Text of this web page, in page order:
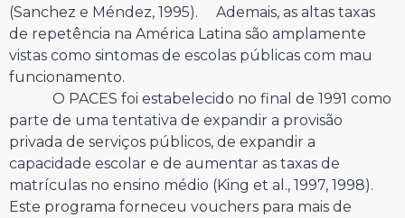
(Sanchez e Méndez, 1995). Ademais, as altas taxas
de repetência na América Latina são amplamente
vistas como sintomas de escolas públicas com mau
funcionamento.
O PACES foi estabelecido no final de 1991 como
parte de uma tentativa de expandir a provisão
privada de serviços públicos, de expandir a
capacidade escolar e de aumentar as taxas de
matrículas no ensino médio (King et al., 1997, 1998).
Este programa forneceu vouchers para mais de